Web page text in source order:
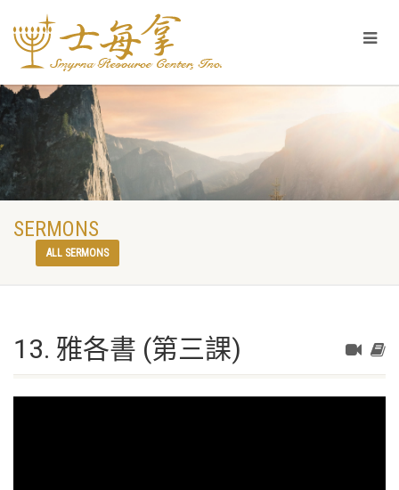
SERMONS
ALL SERMONS
13. 雅各書 (第三課)